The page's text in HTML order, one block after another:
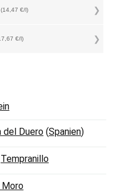
(14,47 €/l)
€/l)
del Duero (Spanien)
Tempranillo
Moro